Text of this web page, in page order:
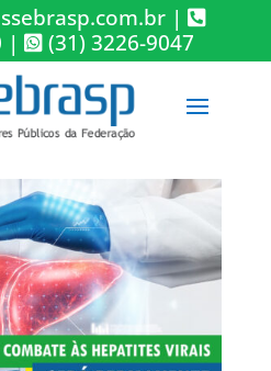
|
| (31) 3226-9047